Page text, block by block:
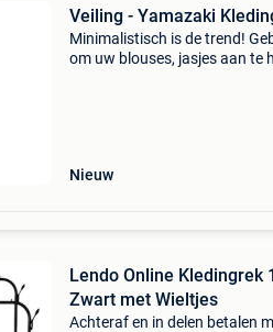
Veiling - Yamazaki
Minimalistisch is de trend!
om uw blouses, jasjes aan te
Nieuw
Lendo Online Kledingrek
Zwart met Wieltjes
Achteraf en in delen betalen